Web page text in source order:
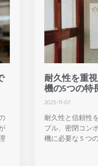
耐久性を重
機の5つの特
2025-11-07
耐久性と信頼性
ブル、密閉コン
機に必要な 5 つ